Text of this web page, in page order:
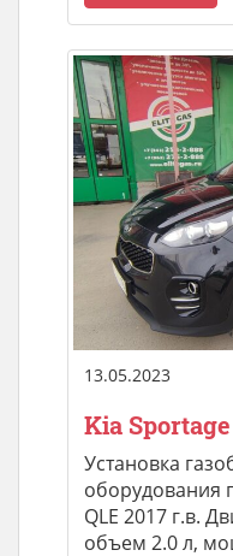
13.05.2023
Kia Sportage
Установка
оборудования
QLE 2017 г.в.
объем 2.0 л,